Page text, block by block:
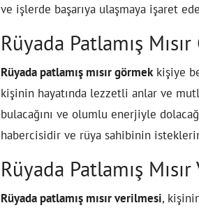
ve işlerde başarıya ulaşmaya işaret
Rüyada Patlamış
Rüyada patlamış mısır görmekkişiye
kişinin hayatında lezzetli anlar ve
bulacağını ve olumlu enerjiyle
habercisidir ve rüya sahibinin
Rüyada Patlamış
Rüyada patlamış mısır verilmesi,